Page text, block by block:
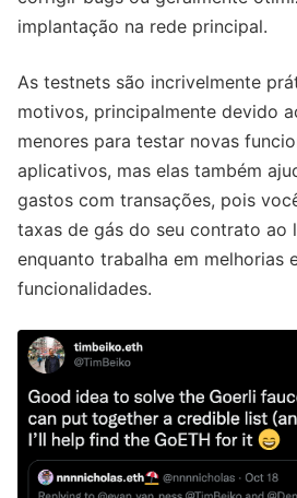
implantação na rede principal.
As testnets são incrivelmente
motivos, principalmente devido
menores para testar novas
aplicativos, mas elas também
gastos com transações, pois
taxas de gás do seu contrato ao
enquanto trabalha em melhorias
funcionalidades.